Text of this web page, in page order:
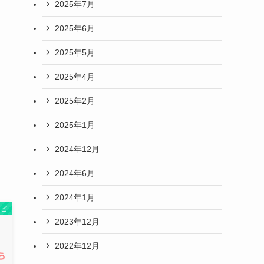
2025年7月
2025年6月
2025年5月
2025年4月
2025年2月
2025年1月
2024年12月
2024年6月
2024年1月
2023年12月
2022年12月